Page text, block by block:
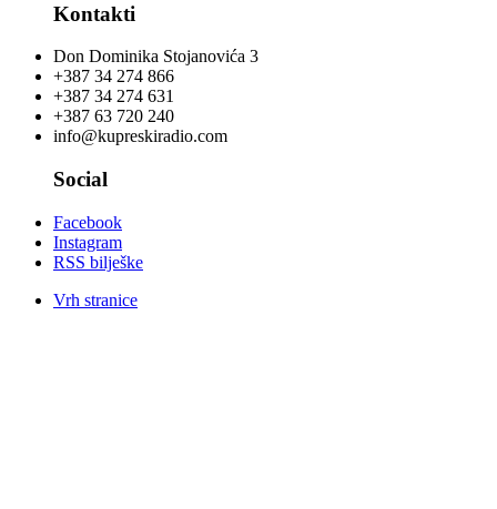
Kontakti
Don Dominika Stojanovića 3
+387 34 274 866
+387 34 274 631
+387 63 720 240
info@kupreskiradio.com
Social
Facebook
Instagram
RSS bilješke
Vrh stranice